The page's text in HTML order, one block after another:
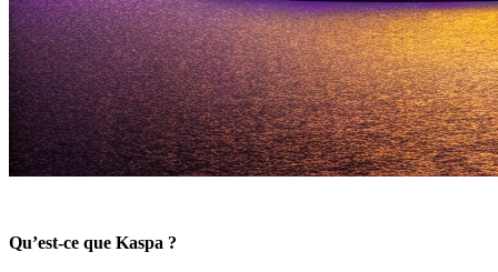
Qu’est-ce que Kaspa ?